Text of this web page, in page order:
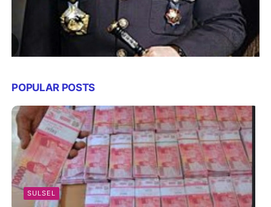
POPULAR POSTS
SULSEL